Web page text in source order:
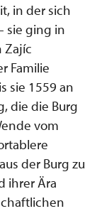
in der sich
sie ging in
Zajíc
Familie
sie 1559 an
die die Burg
vom
der Burg zu
ihrer Ära